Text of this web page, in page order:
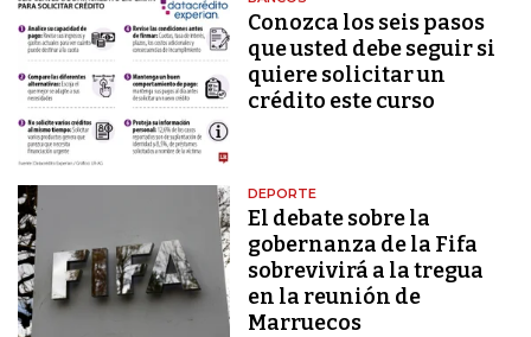
Conozca los seis pasos
que usted debe seguir si
quiere solicitar un
crédito este curso
DEPORTE
El debate sobre la
gobernanza de la Fifa
sobrevivirá a la tregua
en la reunión de
Marruecos